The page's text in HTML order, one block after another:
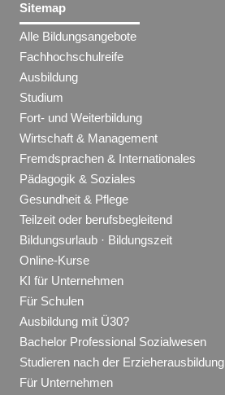
Sitemap
Alle Bildungsangebote
Fachhochschulreife
Ausbildung
Studium
Fort- und Weiterbildung
Wirtschaft & Management
Fremdsprachen & Internationales
Pädagogik & Soziales
Gesundheit & Pflege
Teilzeit oder berufsbegleitend
Bildungsurlaub · Bildungszeit
Online-Kurse
KI für Unternehmen
Für Schulen
Ausbildung mit Ü30?
Bachelor Professional Sozialwesen
Studieren nach der Erzieherausbildung
Für Unternehmen